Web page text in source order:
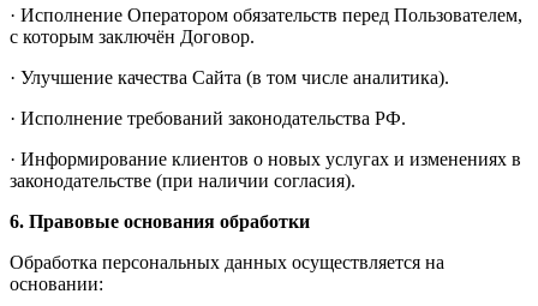
· Исполнение Оператором обязательств перед Пользователем,
с которым заключён Договор.
· Улучшение качества Сайта (в том числе аналитика).
· Исполнение требований законодательства РФ.
· Информирование клиентов о новых услугах и изменениях в
законодательстве (при наличии согласия).
6. Правовые основания обработки
Обработка персональных данных осуществляется на
основании: